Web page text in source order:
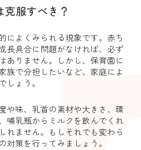
服すべき？
によくみられる現象です。赤ち
長具合に問題がなければ、必ず
ありません。しかし、保育園に
族で分担したいなど、家庭によ
しょう。
や味、乳首の素材や大きさ、環
哺乳瓶からミルクを飲んでくれ
れません。もしそれでも変わら
対策を行ってみましょう。